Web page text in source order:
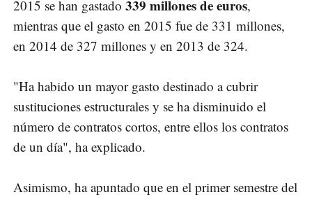
2015 se han gastado 339 millones de euros,
mientras que el gasto en 2015 fue de 331 millones,
en 2014 de 327 millones y en 2013 de 324.
"Ha habido un mayor gasto destinado a cubrir
sustituciones estructurales y se ha disminuido el
número de contratos cortos, entre ellos los contratos
de un día", ha explicado.
Asimismo, ha apuntado que en el primer semestre del